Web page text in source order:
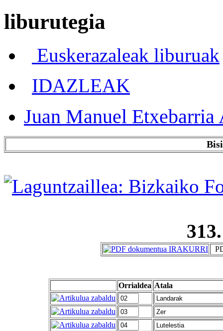
liburutegia
Euskerazaleak liburuak
IDAZLEAK
Juan Manuel Etxebarria
Orrialdea Atala